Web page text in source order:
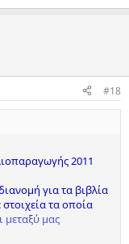
#18
2011
για τα βιβλία
τα οποία
μεταξύ μας